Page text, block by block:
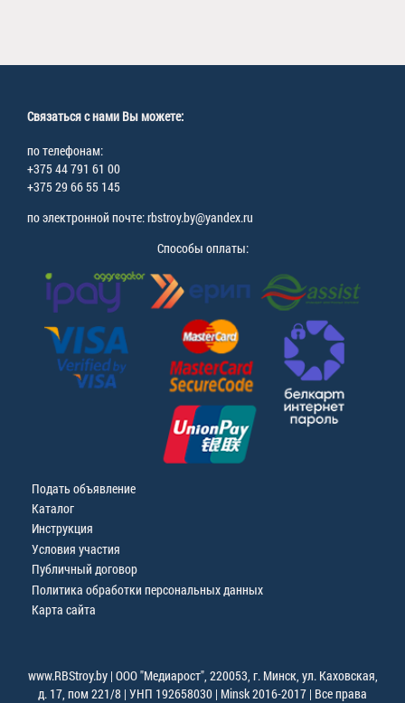
Связаться с нами Вы можете:
по телефонам:
+375 44 791 61 00
+375 29 66 55 145
по электронной почте: rbstroy.by@yandex.ru
Способы оплаты:
Подать объявление
Каталог
Инструкция
Условия участия
Публичный договор
Политика обработки персональных данных
Карта сайта
www.RBStroy.by | ООО "Медиарост", 220053, г. Минск, ул. Каховская,
д. 17, пом 221/8 | УНП 192658030 | Minsk 2016-2017 | Все права